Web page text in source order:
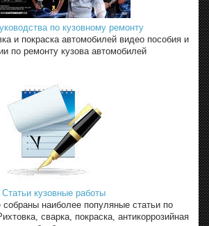
по кузовному ремонту
и покраска автомобилей видео пособия и
по ремонту кузова автомобилей
Статьи кузовные работы
наиболее популяные статьи по
сварка, покраска, антикоррозийная